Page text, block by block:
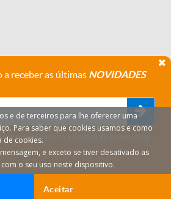
Email
Todos os direitos reservados.
a receber as últimas NOVIDADES
e aceito a Política de privacidade
e de terceiros para lhe oferecer uma
Para saber que cookies usamos e como
de cookies.
e exceto se tiver desativado as
o seu uso neste dispositivo.
Aceitar